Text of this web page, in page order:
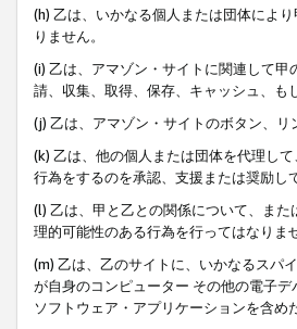
(h) 乙は、いかなる個人または団体によ
りません。
(i) 乙は、アマゾン・サイトに関連して
請、収集、取得、保存、キャッシュ、も
(j) 乙は、アマゾン・サイトのボタン、
(k) 乙は、他の個人または団体を代理し
行為をするのを承認、支援または奨励し
(l) 乙は、甲と乙との関係について、ま
理的可能性のある行為を行ってはなりま
(m) 乙は、乙のサイトに、いかなるスパ
が自身のコンピューター その他の電子
ソフトウェア・アプリケーションを含